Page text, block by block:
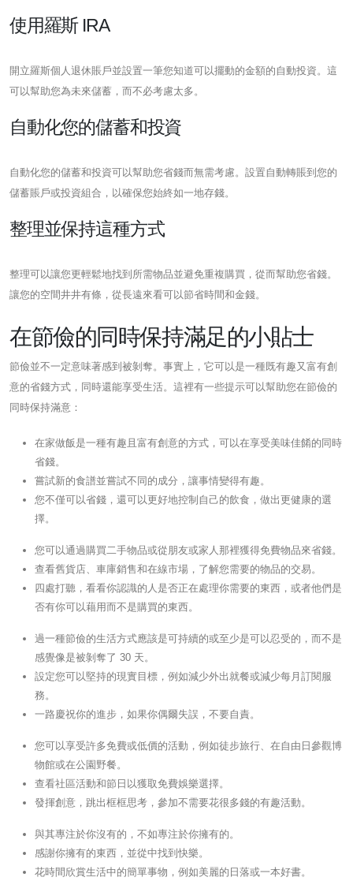
使用羅斯 IRA
開立羅斯個人退休賬戶並設置一筆您知道可以擺動的金額的自動投資。這
可以幫助您為未來儲蓄，而不必考慮太多。
自動化您的儲蓄和投資
自動化您的儲蓄和投資可以幫助您省錢而無需考慮。設置自動轉賬到您的
儲蓄賬戶或投資組合，以確保您始終如一地存錢。
整理並保持這種方式
整理可以讓您更輕鬆地找到所需物品並避免重複購買，從而幫助您省錢。
讓您的空間井井有條，從長遠來看可以節省時間和金錢。
在節儉的同時保持滿足的小貼士
節儉並不一定意味著感到被剝奪。事實上，它可以是一種既有趣又富有創
意的省錢方式，同時還能享受生活。這裡有一些提示可以幫助您在節儉的
同時保持滿意：
在家做飯是一種有趣且富有創意的方式，可以在享受美味佳餚的同時
省錢。
嘗試新的食譜並嘗試不同的成分，讓事情變得有趣。
您不僅可以省錢，還可以更好地控制自己的飲食，做出更健康的選
擇。
您可以通過購買二手物品或從朋友或家人那裡獲得免費物品來省錢。
查看舊貨店、車庫銷售和在線市場，了解您需要的物品的交易。
四處打聽，看看你認識的人是否正在處理你需要的東西，或者他們是
否有你可以藉用而不是購買的東西。
過一種節儉的生活方式應該是可持續的或至少是可以忍受的，而不是
感覺像是被剝奪了 30 天。
設定您可以堅持的現實目標，例如減少外出就餐或減少每月訂閱服
務。
一路慶祝你的進步，如果你偶爾失誤，不要自責。
您可以享受許多免費或低價的活動，例如徒步旅行、在自由日參觀博
物館或在公園野餐。
查看社區活動和節日以獲取免費娛樂選擇。
發揮創意，跳出框框思考，參加不需要花很多錢的有趣活動。
與其專注於你沒有的，不如專注於你擁有的。
感謝你擁有的東西，並從中找到快樂。
花時間欣賞生活中的簡單事物，例如美麗的日落或一本好書。